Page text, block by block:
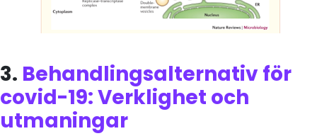
3. Behandlingsalternativ för
covid-19: Verklighet och
utmaningar